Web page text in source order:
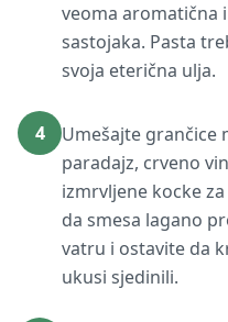
veoma aromatična
sastojaka. Pasta
svoja eterična ulja.
4
Umešajte grančice
paradajz, crveno
izmrvljene kocke
da smesa lagano
vatru i ostavite da
ukusi sjedinili.